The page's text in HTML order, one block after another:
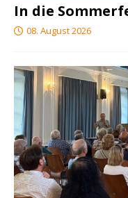
In die
08. August 2026